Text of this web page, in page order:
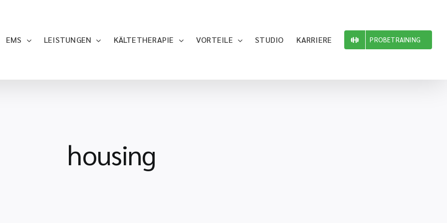
EMS LEISTUNGEN KÄLTETHERAPIE VORTEILE STUDIO KARRIERE PROBETRAINING
housing